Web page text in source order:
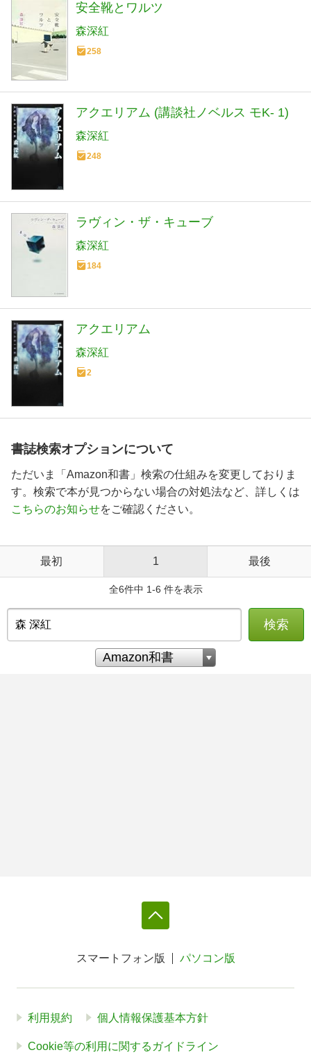
安全靴とワルツ
森深紅
258
アクエリアム (講談社ノベルス モK- 1)
森深紅
248
ラヴィン・ザ・キューブ
森深紅
184
アクエリアム
森深紅
2
書誌検索オプションについて
ただいま「Amazon和書」検索の仕組みを変更しておりま
す。検索で本が見つからない場合の対処法など、詳しくは
こちらのお知らせをご確認ください。
最初 1 最後
全6件中 1-6 件を表示
検索
スマートフォン版 パソコン版
利用規約 個人情報保護基本方針
Cookie等の利用に関するガイドライン